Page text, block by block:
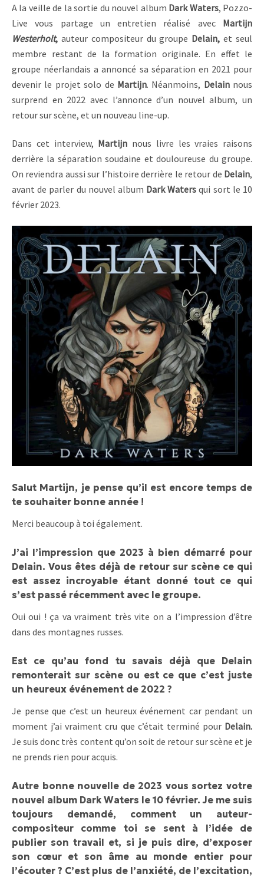
A la veille de la sortie du nouvel album Dark Waters, Pozzo-
Live vous partage un entretien réalisé avec Martijn
Westerholt, auteur compositeur du groupe Delain, et seul
membre restant de la formation originale. En effet le
groupe néerlandais a annoncé sa séparation en 2021 pour
devenir le projet solo de Martijn. Néanmoins, Delainnous
surprend en 2022 avec l’annonce d’un nouvel album, un
retour sur scène, et un nouveau line-up.
Dans cet interview, Martijn nous livre les vraies raisons
derrière la séparation soudaine et douloureuse du groupe.
On reviendra aussi sur l’histoire derrière le retour de Delain,
avant de parler du nouvel album Dark Waters qui sort le 10
février 2023.
Salut Martijn, je pense qu’il est encore temps de
te souhaiter bonne année !
Merci beaucoup à toi également.
J’ai l’impression que 2023 à bien démarré pour
Delain. Vous êtes déjà de retour sur scène ce qui
est assez incroyable étant donné tout ce qui
s’est passé récemment avec le groupe.
Oui oui ! ça va vraiment très vite on a l’impression d’être
dans des montagnes russes.
Est ce qu’au fond tu savais déjà que Delain
remonterait sur scène ou est ce que c’est juste
un heureux événement de 2022 ?
Je pense que c’est un heureux événement car pendant un
moment j’ai vraiment cru que c’était terminé pour Delain.
Je suis donc très content qu’on soit de retour sur scène et je
ne prends rien pour acquis.
Autre bonne nouvelle de 2023 vous sortez votre
nouvel album Dark Waters le 10 février. Je me suis
toujours demandé, comment un auteur-
compositeur comme toi se sent à l’idée de
publier son travail et, si je puis dire, d’exposer
son cœur et son âme au monde entier pour
l’écouter ? C’est plus de l’anxiété, de l’excitation,